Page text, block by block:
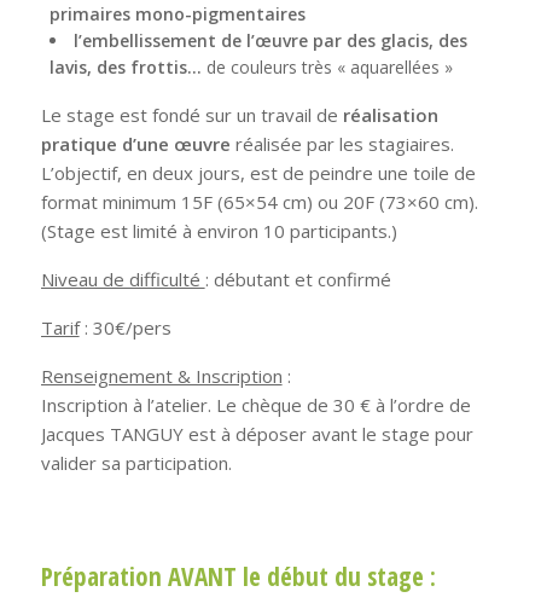
primaires mono-pigmentaires
l’embellissement de l’œuvre par des glacis, des
lavis, des frottis… de couleurs très « aquarellées »
Le stage est fondé sur un travail de réalisation
pratique d’une œuvre réalisée par les stagiaires.
L’objectif, en deux jours, est de peindre une toile de
format minimum 15F (65×54 cm) ou 20F (73×60 cm).
(Stage est limité à environ 10 participants.)
Niveau de difficulté : débutant et confirmé
Tarif: 30€/pers
Renseignement & Inscription :
Inscription à l’atelier. Le chèque de 30 € à l’ordre de
Jacques TANGUY est à déposer avant le stage pour
valider sa participation.
Préparation AVANT le début du stage :